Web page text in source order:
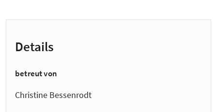
Details
betreut von
Christine Bessenrodt